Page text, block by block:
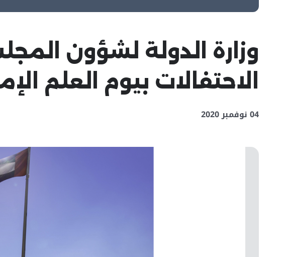
وزارة الدولة لشؤون
الاحتفالات بيوم العلم
04 نوفمبر 2020